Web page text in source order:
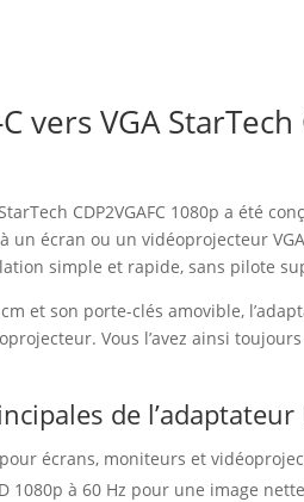
vers VGA
StarTech CDP2VGAFC 1080p a
un écran ou un vidéoprojecteur
simple et rapide, sans pilote
et son porte-clés amovible,
Vous l’avez ainsi
de l’adaptateur
pour écrans, moniteurs et
1080p à 60 Hz pour une image